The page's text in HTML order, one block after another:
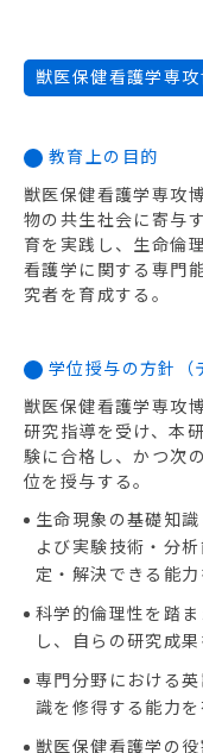
獣医保健看護学専
教育上の目的
獣医保健看護学専攻
物の共生社会に寄与
育を実践し、生命倫
看護学に関する専門
究者を育成する。
学位授与の方針（
獣医保健看護学専攻
研究指導を受け、本
験に合格し、かつ次
位を授与する。
生命現象の基礎知
よび実験技術・分
定・解決できる能力
科学的倫理性を踏
し、自らの研究成
専門分野における
識を修得する能力を
獣医保健看護学の